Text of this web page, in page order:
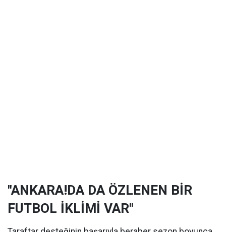
"ANKARA!DA DA ÖZLENEN BİR
FUTBOL İKLİMİ VAR"